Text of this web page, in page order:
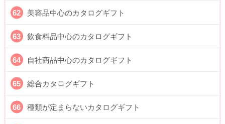
美容品中心のカタログギフト
飲食料品中心のカタログギフト
自社商品中心のカタログギフト
総合カタログギフト
種類が定まらないカタログギフト